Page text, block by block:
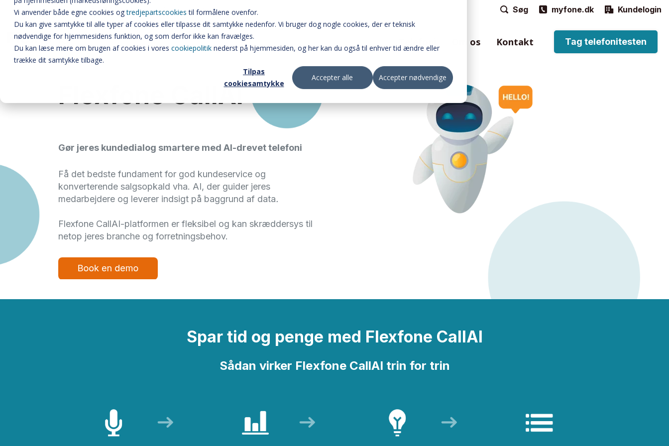
Vi anvender både egne cookies ogtredjepartscookies til formålene ovenfor.
Du kan give samtykke til alle typer af cookies eller tilpasse dit samtykke nedenfor. Vi bruger dog nogle cookies, der er teknisk
nødvendige for hjemmesidens funktion, og som derfor ikke kan fravælges.
Du kan læse mere om brugen af cookies i vores cookiepolitik nederst på hjemmesiden, og her kan du også til enhver tid ændre eller
trække dit samtykke tilbage.
Tilpas
cookiesamtykke
Accepter alle Accepter nødvendige
Lad os tage en snak på 86 51 51 51 ellerBliv kontaktet Kundelogin
myfone.dk
Søg
Online omstillingsbord til håndtering af
opkald.
Omstil opkald på farten via Myfone-
Opsæt og brug jeres bordtelefoner
Wallboard.
Om os Kontakt Tag telefonitesten
Flexfone CallAI
Gør jeres kundedialog smartere med AI-drevet telefoni
Få det bedste fundament for god kundeservice og
konverterende salgsopkald vha. AI, der guider jeres
medarbejdere og leverer indsigt på baggrund af data.
Flexfone CallAI-platformen er fleksibel og kan skræddersys til
netop jeres branche og forretningsbehov.
Spar tid og penge med Flexfone CallAI
Sådan virker Flexfone CallAI trin for trin